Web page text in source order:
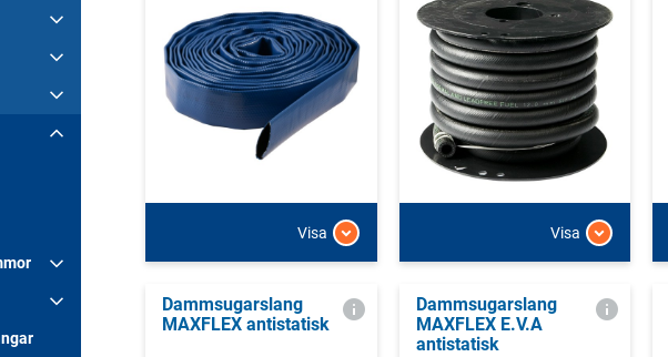
Visa Visa
Dammsugarslang
MAXFLEX antistatisk
Dammsugarslang
MAXFLEX E.V.A
antistatisk